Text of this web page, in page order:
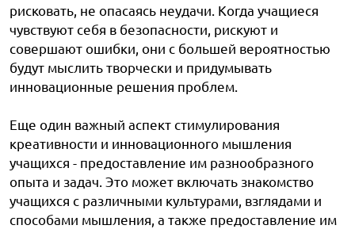
рисковать, не опасаясь неудачи. Когда учащиеся
чувствуют себя в безопасности, рискуют и
совершают ошибки, они с большей вероятностью
будут мыслить творчески и придумывать
инновационные решения проблем.
Еще один важный аспект стимулирования
креативности и инновационного мышления
учащихся - предоставление им разнообразного
опыта и задач. Это может включать знакомство
учащихся с различными культурами, взглядами и
способами мышления, а также предоставление им